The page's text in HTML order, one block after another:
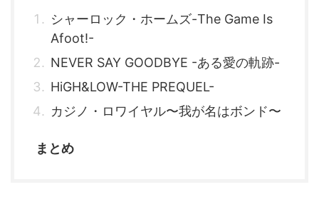
シャーロック・ホームズ-The Game Is
Afoot!-
NEVER SAY GOODBYE -ある愛の軌跡-
HiGH&LOW-THE PREQUEL-
カジノ・ロワイヤル〜我が名はボンド〜
まとめ